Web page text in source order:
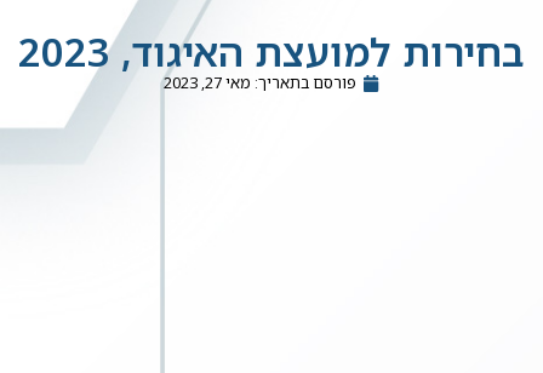
בחירות למועצת האיגוד, 2023
פורסם בתאריך: מאי 27, 2023